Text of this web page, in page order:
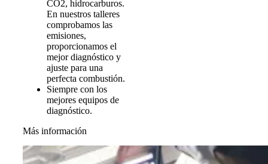
CO2, hidrocarburos.
En nuestros talleres
comprobamos las
emisiones,
proporcionamos el
mejor diagnóstico y
ajuste para una
perfecta combustión.
Siempre con los
mejores equipos de
diagnóstico.
Más información